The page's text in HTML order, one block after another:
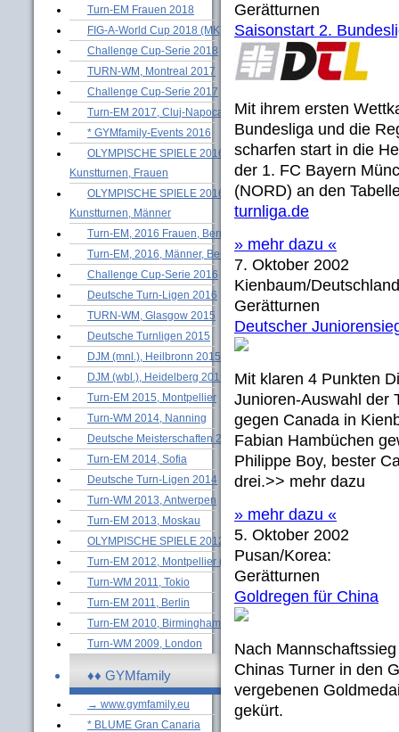
Turn-EM Frauen 2018
FIG-A-World Cup 2018 (MK)
Challenge Cup-Serie 2018
TURN-WM, Montreal 2017
Challenge Cup-Serie 2017
Turn-EM 2017, Cluj-Napoca
* GYMfamily-Events 2016
OLYMPISCHE SPIELE 2016 -
Kunstturnen, Frauen
OLYMPISCHE SPIELE 2016 -
Kunstturnen, Männer
Turn-EM, 2016 Frauen, Bern
Turn-EM, 2016, Männer, Bern
Challenge Cup-Serie 2016
Deutsche Turn-Ligen 2016
TURN-WM, Glasgow 2015
Deutsche Turnligen 2015
DJM (mnl.), Heilbronn 2015
DJM (wbl.), Heidelberg 2015
Turn-EM 2015, Montpellier
Turn-WM 2014, Nanning
Deutsche Meisterschaften 2014
Turn-EM 2014, Sofia
Deutsche Turn-Ligen 2014
Turn-WM 2013, Antwerpen
Turn-EM 2013, Moskau
OLYMPISCHE SPIELE 2012
Turn-EM 2012, Montpellier (M)
Turn-WM 2011, Tokio
Turn-EM 2011, Berlin
Turn-EM 2010, Birmingham (M)
Turn-WM 2009, London
♦♦ GYMfamily
→ www.gymfamily.eu
* BLUME Gran Canaria
Gerätturnen
Saisonstart 2.
Mit ihrem ersten
Bundesliga und die
scharfen start in die
der 1. FC Bayern
(NORD) an den
turnliga.de
» mehr dazu «
7. Oktober 2002
Kienbaum/
Gerätturnen
Deutscher
Mit klaren 4 Punkten
Junioren-Auswahl der
gegen Canada in
Fabian Hambüchen
Philippe Boy, bester
drei.>> mehr dazu
» mehr dazu «
5. Oktober 2002
Pusan/Korea:
Gerätturnen
Goldregen für China
Nach
Chinas Turner in den
vergebenen
gekürt.